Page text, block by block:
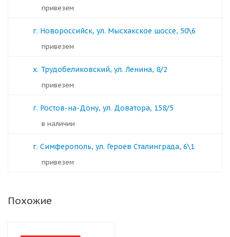
Привезем
г. Новороссийск, ул. Мысхакское шоссе, 50\6
Привезем
х. Трудобеликовский, ул. Ленина, 8/2
Привезем
г. Ростов-на-Дону, ул. Доватора, 158/5
в наличии
г. Симферополь, ул. Героев Сталинграда, 6\1
Привезем
Похожие